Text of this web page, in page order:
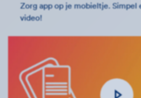
Zorg app op je mobieltje. Simpel
video!